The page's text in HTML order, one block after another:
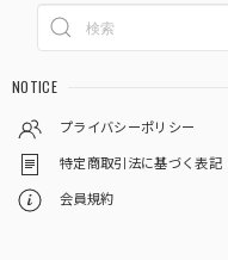
NOTICE
プライバシーポリシー
特定商取引法に基づく表記
会員規約